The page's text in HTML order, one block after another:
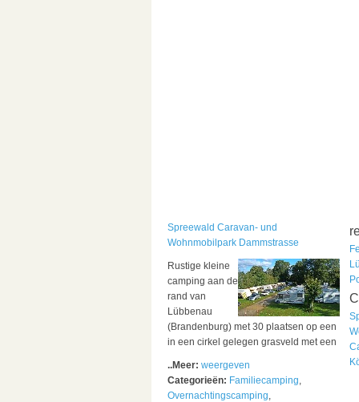
Spreewald Caravan- und
Wohnmobilpark Dammstrasse
Rustige kleine
camping aan de
rand van
Lübbenau
(Brandenburg) met 30 plaatsen op een
in een cirkel gelegen grasveld met een
..Meer: weergeven
Categorieën: Familiecamping,
Overnachtingscamping,